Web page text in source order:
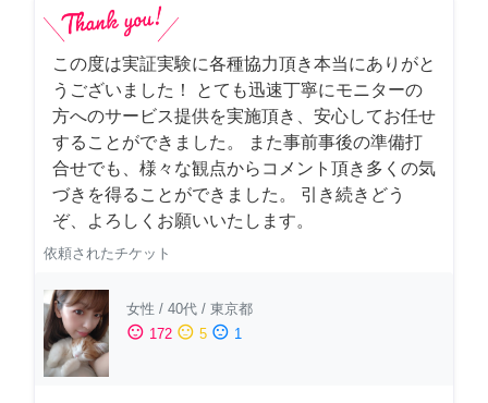
この度は実証実験に各種協力頂き本当にありがと
うございました！ とても迅速丁寧にモニターの
方へのサービス提供を実施頂き、安心してお任せ
することができました。 また事前事後の準備打
合せでも、様々な観点からコメント頂き多くの気
づきを得ることができました。 引き続きどう
ぞ、よろしくお願いいたします。
依頼されたチケット
女性 / 40代 / 東京都
sentiment_satisfied 172 sentiment_neutral 5 sentiment_dissatisfied 1